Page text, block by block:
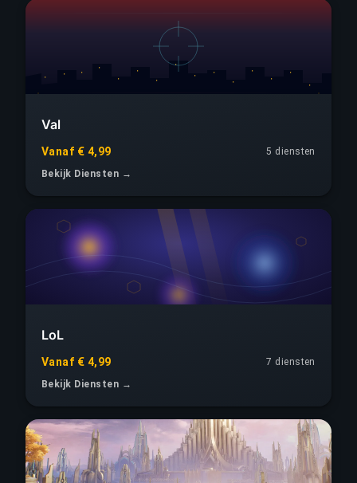
Val
Vanaf € 4,99
5 diensten
Bekijk Diensten →
LoL
Vanaf € 4,99
7 diensten
Bekijk Diensten →